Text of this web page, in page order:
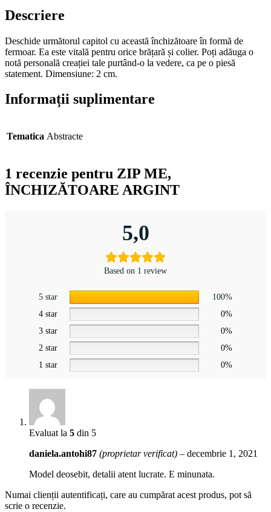
Descriere
Deschide următorul capitol cu această închizătoare în formă de
fermoar. Ea este vitală pentru orice brățară și colier. Poți adăuga o
notă personală creației tale purtând-o la vedere, ca pe o piesă
statement. Dimensiune: 2 cm.
Informații suplimentare
Tematica Abstracte
1 recenzie pentru ZIP ME,
ÎNCHIZĂTOARE ARGINT
5,0
Based on 1 review
5 star
100%
4 star
0%
3 star
0%
2 star
0%
1 star
0%
Evaluat la 5 din 5
daniela.antohi87 (proprietar verificat) – decembrie 1, 2021
Model deosebit, detalii atent lucrate. E minunata.
Numai clienții autentificați, care au cumpărat acest produs, pot să
scrie o recenzie.